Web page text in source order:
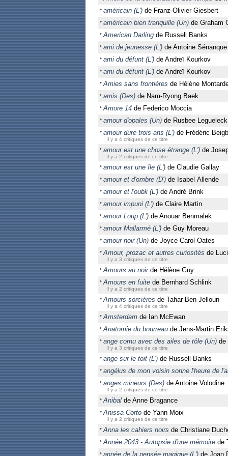
américain (L') de Franz-Olivier Giesbert
américain bien tranquille (Un) de Graham
American Darling de Russell Banks
ami de jeunesse (L') de Antoine Sénanque
ami du défunt (L') de Andreï Kourkov
ami du défunt (L') de Andreï Kourkov
Amies sans frontières de Hélène
amis (Des) de Nam-Ryong Baek
Amore 14 de Federico Moccia
amour d'opales (Un) de Rusbee Legueleck
amour dure trois ans (L') de Frédéric
Il y a 4 critiques de ce titre
amour est une chose étrange (L') de
Il y a 2 critiques de ce titre
amour est une île (L') de Claudie Gallay
amour et d'ombre (D') de Isabel Allende
amour et l'oubli (L') de André Brink
amour impuni (L') de Claire Martin
amour Loup (L') de Anouar Benmalek
amour Mallarmé (L') de Guy Moreau
amour noir (Un) de Joyce Carol Oates
Amour, prozac et autres curiosités de
Il y a 3 critiques de ce titre
Amours au noirde Hélène Guy
Amours en fuite de Bernhard Schlink
Il y a 2 critiques de ce titre
Amours sorcières de Tahar Ben Jelloun
Il y a 4 critiques de ce titre
Amsterdam de Ian McEwan
Anatomie du bourreau de Jens-Martin
ange cornu avec des ailes de tôle (Un) de
Il y a 3 critiques de ce titre
ange sur le toit (L') de Russell Banks
angélus de mon voisin sonne l'heure de
anges mineurs (Des) de Antoine Volodine
Il y a 2 critiques de ce titre
Anibal de Anne Bragance
Anissa Corto de Yann Moix
Il y a 2 critiques de ce titre
Anna les cahiers noirs de Christiane
Année 2043 - Autopsie d'une mémoire de
année de la pensée magique (L') de Joan